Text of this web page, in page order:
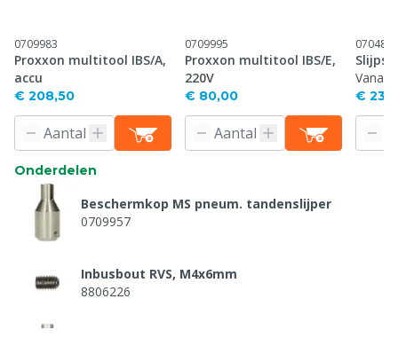
0709983
Proxxon multitool IBS/A,
accu
€ 208,50
0709995
Proxxon multitool IBS/E,
220V
€ 80,00
0704852
Vanaf
€
Onderdelen
Beschermkop MS pneum. tandenslijper
0709957
Inbusbout RVS, M4x6mm
8806226